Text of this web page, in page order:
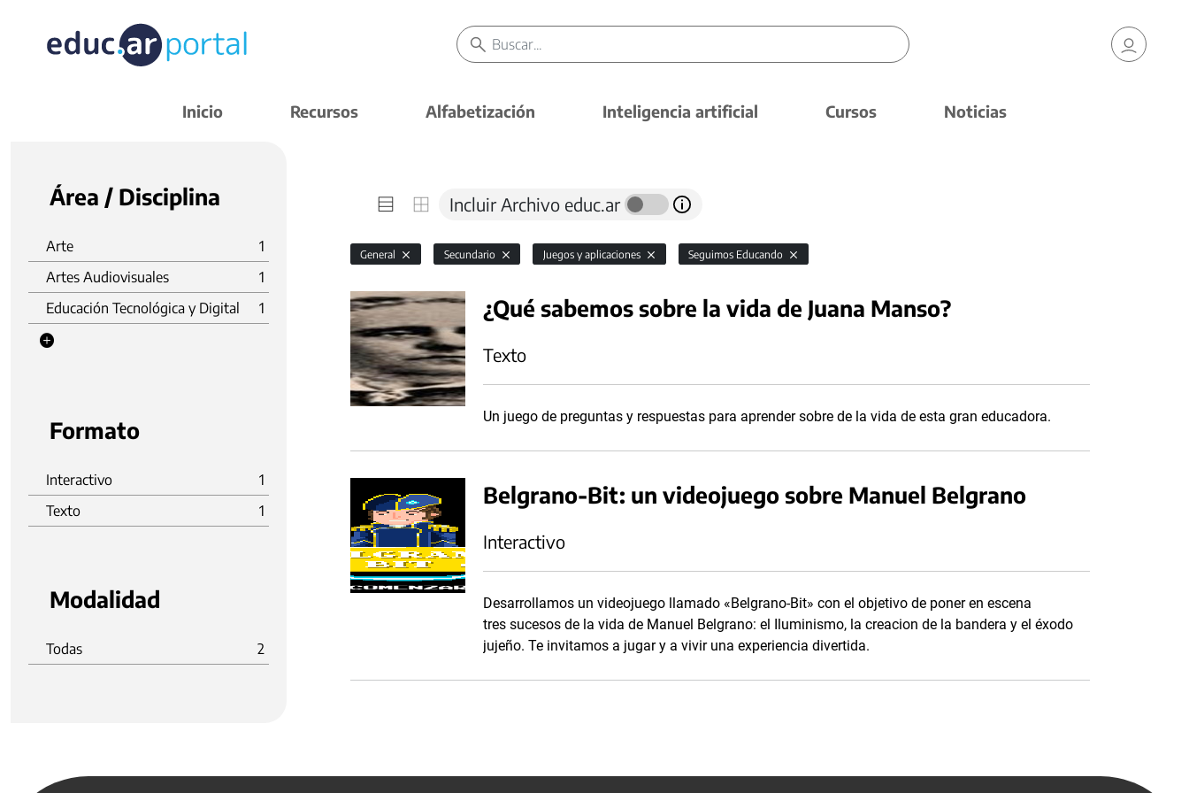
Inicio Recursos Alfabetización Inteligencia artificial Cursos Noticias
Área / Disciplina
Arte
1
Artes Audiovisuales
1
Educación Tecnológica y Digital
1
Formato
Interactivo
1
Texto
1
Modalidad
Todas 2
Incluir Archivo educ.ar
General Secundario Juegos y aplicaciones Seguimos Educando
¿Qué sabemos sobre la vida de Juana Manso?
Texto
Un juego de preguntas y respuestas para aprender sobre de la vida de esta gran educadora.
Belgrano-Bit: un videojuego sobre Manuel Belgrano
Interactivo
Desarrollamos un videojuego llamado «Belgrano-Bit» con el objetivo de poner en escena
tres sucesos de la vida de Manuel Belgrano: el Iluminismo, la creacion de la bandera y el éxodo
jujeño. Te invitamos a jugar y a vivir una experiencia divertida.